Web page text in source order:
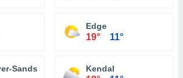
Edge
19° 11°
Sands Kendal